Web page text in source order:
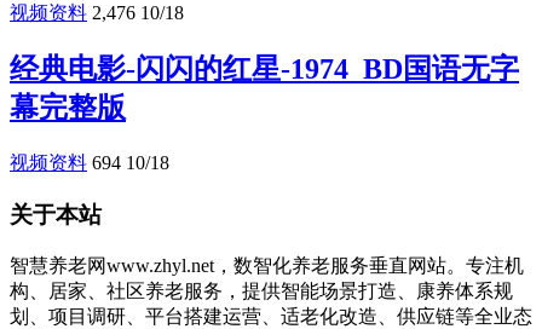
视频资料 2,476 10/18
经典电影-闪闪的红星-1974_BD国语无字
幕完整版
视频资料 694 10/18
关于本站
智慧养老网www.zhyl.net，数智化养老服务垂直网站。专注机
构、居家、社区养老服务，提供智能场景打造、康养体系规
划、项目调研、平台搭建运营、适老化改造、供应链等全业态